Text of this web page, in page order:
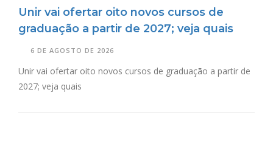
Unir vai ofertar oito novos cursos de
graduação a partir de 2027; veja quais
6 DE AGOSTO DE 2026
Unir vai ofertar oito novos cursos de graduação a partir de
2027; veja quais